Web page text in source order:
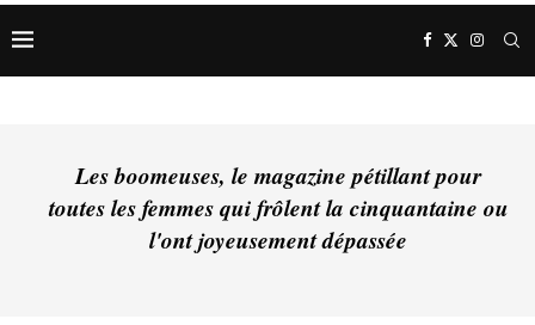
Les boomeuses, le magazine pétillant pour
toutes les femmes qui frôlent la cinquantaine ou
l'ont joyeusement dépassée